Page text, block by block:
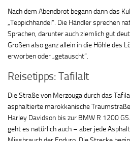
Nach dem Abendbrot begann dann das
„Teppichhandel“. Die Händler sprechen
Sprachen, darunter auch ziemlich gut
Großen also ganz allein in die Höhle des
erworben oder „getauscht“.
Reisetipps: Tafilalt
Die Straße von Merzouga durch das
asphaltierte marokkanische
Harley Davidson bis zur BMW R 1200
geht es natürlich auch – aber jede